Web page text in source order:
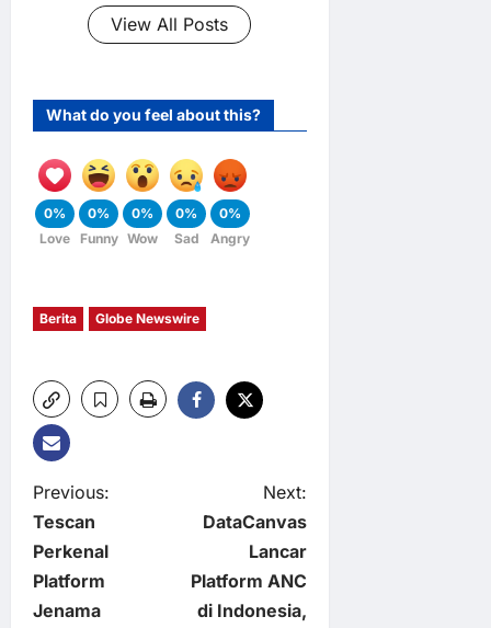
View All Posts
What do you feel about this?
0%
Love
0%
Funny
0%
Wow
0%
Sad
0%
Angry
Berita Globe Newswire
P
o
s
Previous:
Tescan
Perkenal
Platform
Jenama
Next:
DataCanvas
Lancar
Platform ANC
di Indonesia,